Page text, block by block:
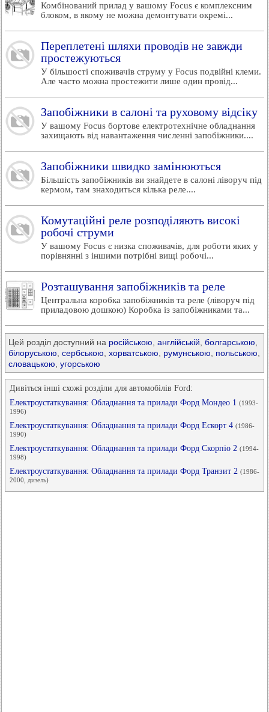
Комбінований прилад у вашому Focus є комплексним
блоком, в якому не можна демонтувати окремі...
Переплетені шляхи проводів не завжди
простежуються
У більшості споживачів струму у Focus подвійні клеми.
Але часто можна простежити лише один провід...
Запобіжники в салоні та руховому відсіку
У вашому Focus бортове електротехнічне обладнання
захищають від навантаження численні запобіжники....
Запобіжники швидко замінюються
Більшість запобіжників ви знайдете в салоні ліворуч під
кермом, там знаходиться кілька реле....
Комутаційні реле розподіляють високі
робочі струми
У вашому Focus є низка споживачів, для роботи яких у
порівнянні з іншими потрібні вищі робочі...
Розташування запобіжників та реле
Центральна коробка запобіжників та реле (ліворуч під
приладовою дошкою) Коробка із запобіжниками та...
Цей розділ доступний на російською англійській болгарською
білоруською сербською хорватською румунською польською
словацькою угорською
Дивіться інші схожі розділи для автомобілів Ford:
Електроустаткування: Обладнання та прилади Форд Мондео 1 (1993-
1996)
Електроустаткування: Обладнання та прилади Форд Ескорт 4 (1986-
1990)
Електроустаткування: Обладнання та прилади Форд Скорпіо 2 (1994-
1998)
Електроустаткування: Обладнання та прилади Форд Транзит 2 (1986-
2000, дизель)